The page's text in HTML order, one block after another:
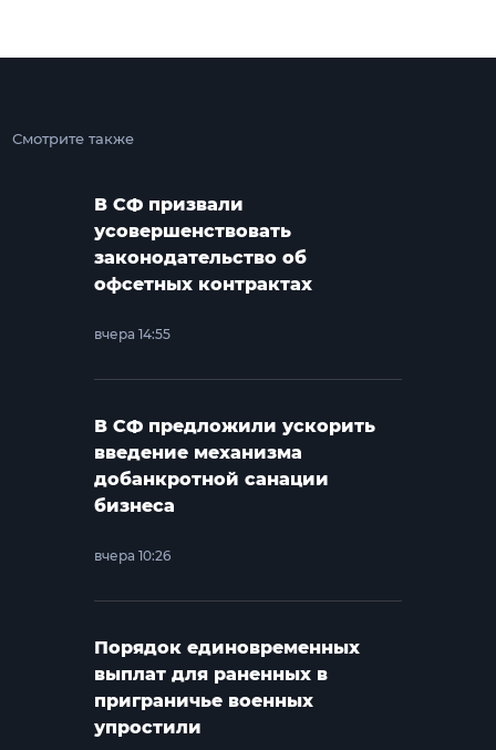
Смотрите также
В СФ призвали
усовершенствовать
законодательство об
офсетных контрактах
вчера 14:55
В СФ предложили ускорить
введение механизма
добанкротной санации
бизнеса
вчера 10:26
Порядок единовременных
выплат для раненных в
приграничье военных
упростили